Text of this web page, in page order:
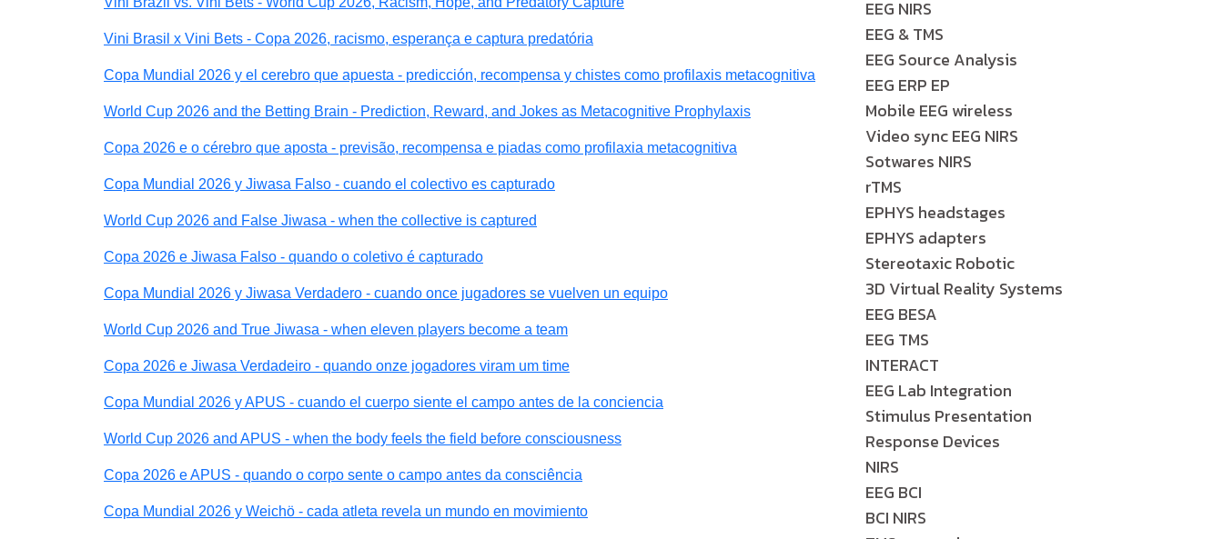
Vini Brasil x Vini Bets - Copa 2026, racismo, esperança e captura predatória
Copa Mundial 2026 y el cerebro que apuesta - predicción, recompensa y chistes como profilaxis metacognitiva
World Cup 2026 and the Betting Brain - Prediction, Reward, and Jokes as Metacognitive Prophylaxis
Copa 2026 e o cérebro que aposta - previsão, recompensa e piadas como profilaxia metacognitiva
Copa Mundial 2026 y Jiwasa Falso - cuando el colectivo es capturado
World Cup 2026 and False Jiwasa - when the collective is captured
Copa 2026 e Jiwasa Falso - quando o coletivo é capturado
Copa Mundial 2026 y Jiwasa Verdadero - cuando once jugadores se vuelven un equipo
World Cup 2026 and True Jiwasa - when eleven players become a team
Copa 2026 e Jiwasa Verdadeiro - quando onze jogadores viram um time
Copa Mundial 2026 y APUS - cuando el cuerpo siente el campo antes de la conciencia
World Cup 2026 and APUS - when the body feels the field before consciousness
Copa 2026 e APUS - quando o corpo sente o campo antes da consciência
Copa Mundial 2026 y Weichö - cada atleta revela un mundo en movimiento
EEG NIRS
EEG & TMS
EEG Source Analysis
EEG ERP EP
Mobile EEG wireless
Video sync EEG NIRS
Sotwares NIRS
rTMS
EPHYS headstages
EPHYS adapters
Stereotaxic Robotic
3D Virtual Reality Systems
EEG BESA
EEG TMS
INTERACT
EEG Lab Integration
Stimulus Presentation
Response Devices
NIRS
EEG BCI
BCI NIRS